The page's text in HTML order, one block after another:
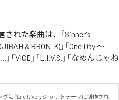
された楽曲は、「Sinner's
& BRON-K)」「One Day ～
」「VICE」「L.I.V.S.」「なめんじゃね
に「Life Is Very Short」をテーマに制作され